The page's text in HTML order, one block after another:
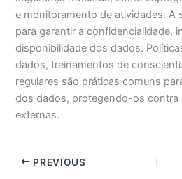
e monitoramento de atividades. A
para garantir a confidencialidade,
disponibilidade dos dados.
dados, treinamentos de
regulares são práticas comuns
dos dados, protegendo-os contra
externas.
PREVIOUS